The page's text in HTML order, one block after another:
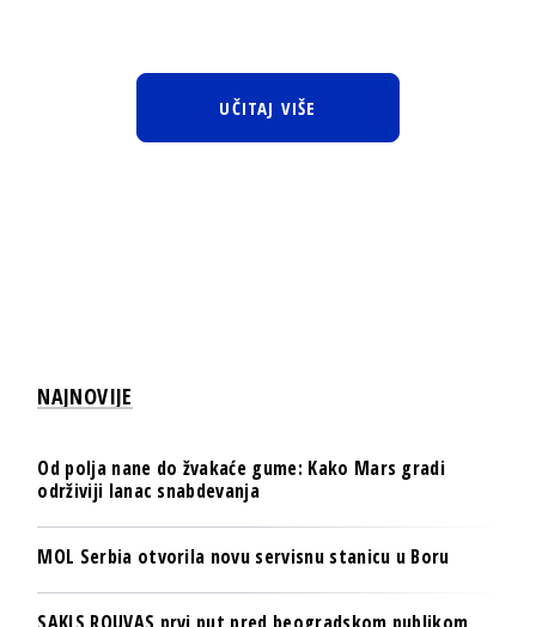
UČITAJ VIŠE
NAJNOVIJE
Od polja nane do žvakaće gume: Kako Mars gradi
održiviji lanac snabdevanja
MOL Serbia otvorila novu servisnu stanicu u Boru